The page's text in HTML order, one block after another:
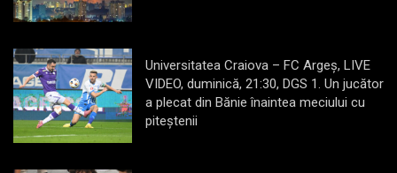
Universitatea Craiova – FC Argeș, LIVE
VIDEO, duminică, 21:30, DGS 1. Un jucător
a plecat din Bănie înaintea meciului cu
piteștenii